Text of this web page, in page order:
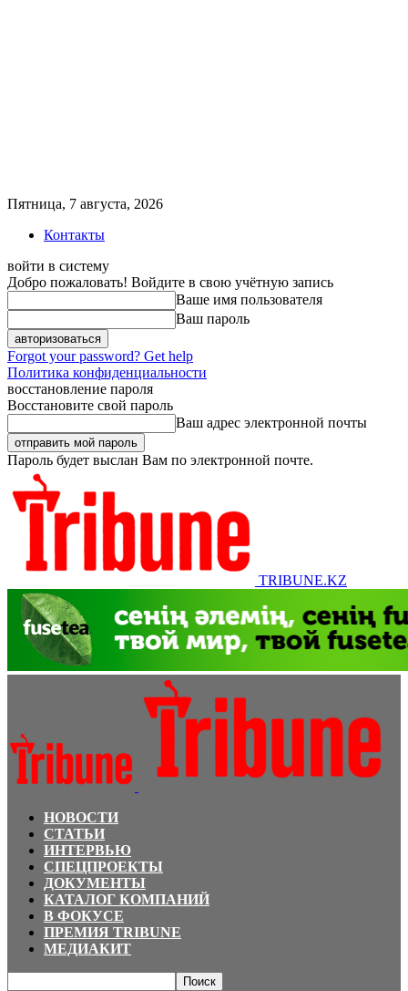
Пятница, 7 августа, 2026
Контакты
войти в систему
Добро пожаловать! Войдите в свою учётную запись
Ваше имя пользователя
Ваш пароль
Forgot your password? Get help
Политика конфиденциальности
восстановление пароля
Восстановите свой пароль
Ваш адрес электронной почты
Пароль будет выслан Вам по электронной почте.
TRIBUNE.KZ
НОВОСТИ
СТАТЬИ
ИНТЕРВЬЮ
СПЕЦПРОЕКТЫ
ДОКУМЕНТЫ
КАТАЛОГ КОМПАНИЙ
В ФОКУСЕ
ПРЕМИЯ TRIBUNE
МЕДИАКИТ